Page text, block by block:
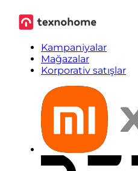
Kampaniyalar
Mağazalar
Korporativ satışlar